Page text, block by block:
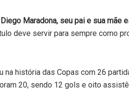
Maradona, seu pai e sua mãe
deve servir para sempre como
na história das Copas com 26
20, sendo 12 gols e oito